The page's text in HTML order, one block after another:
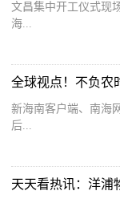
文昌集中开工仪式现
海...
新海南客户端、南海
后...